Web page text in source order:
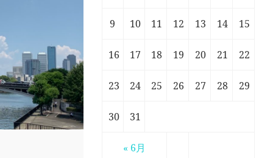
« 6月
9 10 11 12 13 14 15
16 17 18 19 20 21 22
23 24 25 26 27 28 29
30 31